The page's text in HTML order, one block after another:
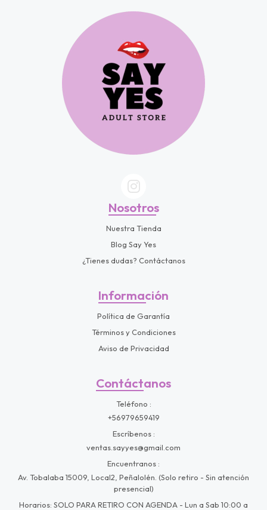
Nosotros
Nuestra Tienda
Blog Say Yes
¿Tienes dudas? Contáctanos
Información
Política de Garantía
Términos y Condiciones
Aviso de Privacidad
Contáctanos
Teléfono
+56979659419
Escríbenos
ventas.sayyes@gmail.com
Encuentranos
Av. Tobalaba 15009, Local2, Peñalolén. (Solo retiro - Sin atención
presencial)
Horarios: SOLO PARA RETIRO CON AGENDA - Lun a Sab 10:00 a